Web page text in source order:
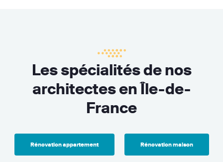
Les spécialités de nos
architectes en Île-de-
France
Rénovation appartement Rénovation maison